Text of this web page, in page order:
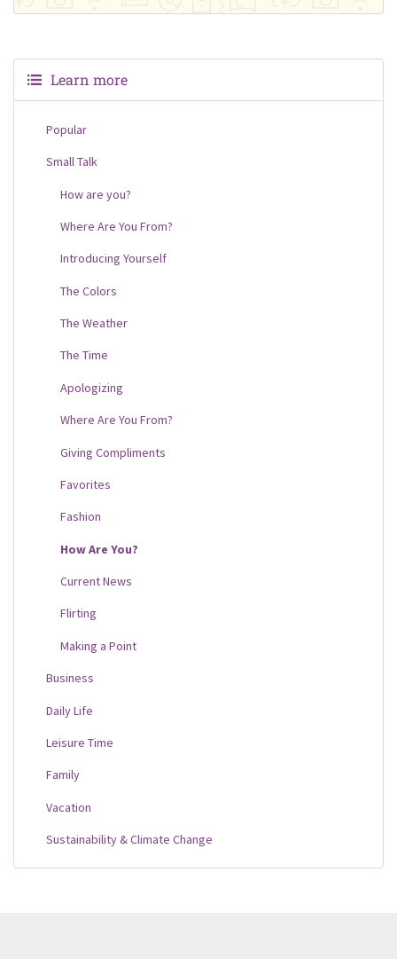
Learn more
Popular
Small Talk
How are you?
Where Are You From?
Introducing Yourself
The Colors
The Weather
The Time
Apologizing
Where Are You From?
Giving Compliments
Favorites
Fashion
How Are You?
Current News
Flirting
Making a Point
Business
Daily Life
Leisure Time
Family
Vacation
Sustainability & Climate Change